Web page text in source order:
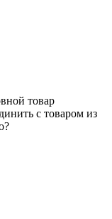
товар
с товаром из